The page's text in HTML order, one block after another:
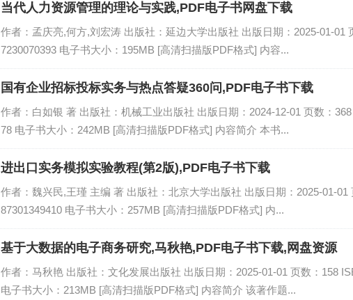
当代人力资源管理的理论与实践,PDF电子书网盘下载
作者：孟庆亮,何方,刘宏涛 出版社：延边大学出版社 出版日期：2025-01-01
7230070393 电子书大小：195MB [高清扫描版PDF格式] 内容...
国有企业招标投标实务与热点答疑360问,PDF电子书下载
作者：白如银 著 出版社：机械工业出版社 出版日期：2024-12-01 页数：
78 电子书大小：242MB [高清扫描版PDF格式] 内容简介 本书...
进出口实务模拟实验教程(第2版),PDF电子书下载
作者：魏兴民,王瑾 主编 著 出版社：北京大学出版社 出版日期：2025-01-01
87301349410 电子书大小：257MB [高清扫描版PDF格式] 内...
基于大数据的电子商务研究,马秋艳,PDF电子书下载,网盘资源
作者：马秋艳 出版社：文化发展出版社 出版日期：2025-01-01 页数：158
电子书大小：213MB [高清扫描版PDF格式] 内容简介 该著作题...